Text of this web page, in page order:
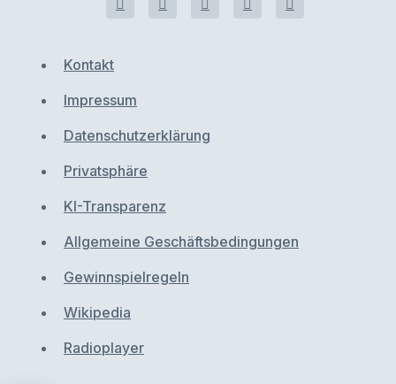
Kontakt
Impressum
Datenschutzerklärung
Privatsphäre
KI-Transparenz
Allgemeine Geschäftsbedingungen
Gewinnspielregeln
Wikipedia
Radioplayer